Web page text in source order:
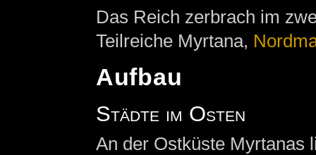
Das Reich zerbrach im
Teilreiche Myrtana,
Aufbau
Städte im Osten
An der Ostküste Myrtanas